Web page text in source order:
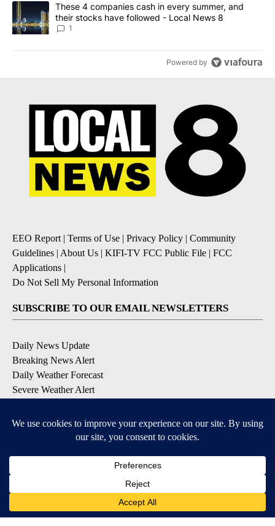
A trending article titled "These 4 companies cash in every
These 4 companies cash in every summer, and
their stocks have followed - Local News 8
1
Powered by
EEO Report| Terms of Use | Privacy Policy | Community
Guidelines | About Us | KIFI-TV FCC Public File | FCC
Applications |
Do Not Sell My Personal Information
SUBSCRIBE TO OUR EMAIL NEWSLETTERS
Daily News Update
Breaking News Alert
Daily Weather Forecast
Severe Weather Alert
DOWNLOAD OUR APPS
Available for iOS and Android